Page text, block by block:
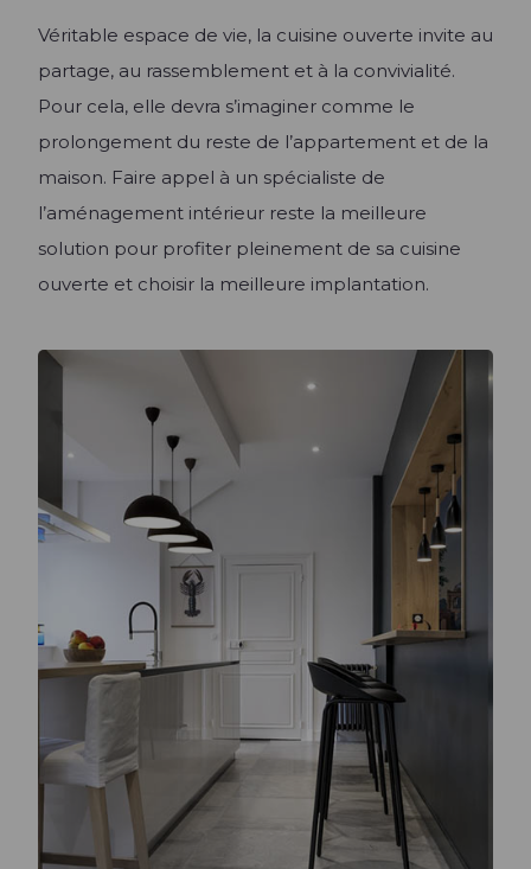
Véritable espace de vie, la cuisine ouverte invite au
partage, au rassemblement et à la convivialité.
Pour cela, elle devra s’imaginer comme le
prolongement du reste de l’appartement et de la
maison. Faire appel à un spécialiste de
l’aménagement intérieur reste la meilleure
solution pour profiter pleinement de sa cuisine
ouverte et choisir la meilleure implantation.